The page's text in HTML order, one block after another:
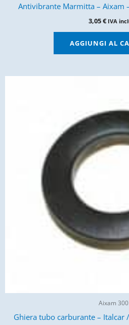
Antivibrante Marmitta – Aixam
3,05€ IVA
AGGIUNGI AL
Aixam 300
Ghiera tubo carburante – Italcar